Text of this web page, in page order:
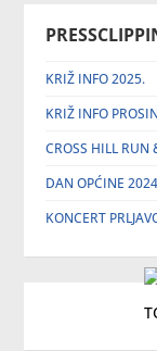
KRIŽ INFO 2025.
KRIŽ INFO
CROSS HILL RUN
DAN OPĆINE
KONCERT